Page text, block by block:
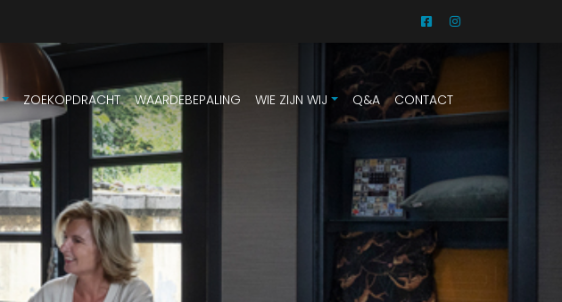
ZOEKOPDRACHT WAARDEBEPALING WIE ZIJN WIJ Q&A CONTACT